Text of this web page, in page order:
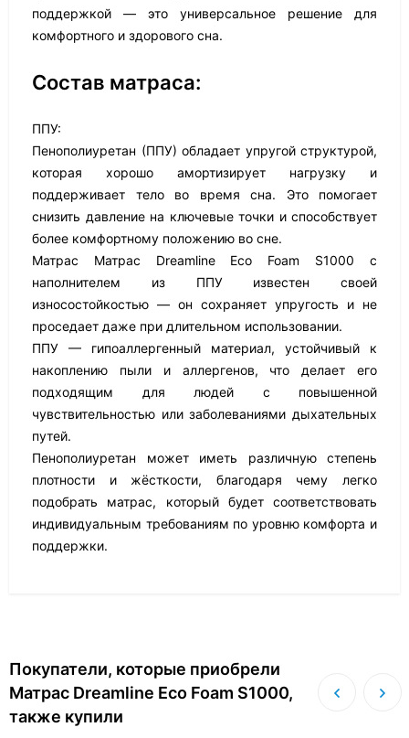
поддержкой — это универсальное решение для
комфортного и здорового сна.
Состав матраса:
ППУ:
Пенополиуретан (ППУ) обладает упругой структурой,
которая хорошо амортизирует нагрузку и
поддерживает тело во время сна. Это помогает
снизить давление на ключевые точки и способствует
более комфортному положению во сне.
Матрас Матрас Dreamline Eco Foam S1000 с
наполнителем из ППУ известен своей
износостойкостью — он сохраняет упругость и не
проседает даже при длительном использовании.
ППУ — гипоаллергенный материал, устойчивый к
накоплению пыли и аллергенов, что делает его
подходящим для людей с повышенной
чувствительностью или заболеваниями дыхательных
путей.
Пенополиуретан может иметь различную степень
плотности и жёсткости, благодаря чему легко
подобрать матрас, который будет соответствовать
индивидуальным требованиям по уровню комфорта и
поддержки.
Покупатели, которые приобрели
Матрас Dreamline Eco Foam S1000,
также купили